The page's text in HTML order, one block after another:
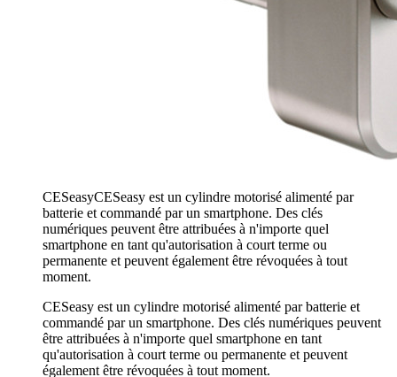
CESeasyCESeasy est un cylindre motorisé alimenté par
batterie et commandé par un smartphone. Des clés
numériques peuvent être attribuées à n'importe quel
smartphone en tant qu'autorisation à court terme ou
permanente et peuvent également être révoquées à tout
moment.
CESeasy est un cylindre motorisé alimenté par batterie et
commandé par un smartphone. Des clés numériques peuvent
être attribuées à n'importe quel smartphone en tant
qu'autorisation à court terme ou permanente et peuvent
également être révoquées à tout moment.